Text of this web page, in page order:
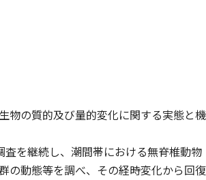
物の質的及び量的変化に関する実態と機
査を継続し、潮間帯における無脊椎動物
の動態等を調べ、その経時変化から回復